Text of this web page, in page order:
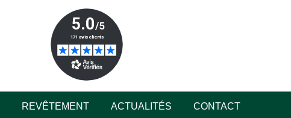
REVÊTEMENT ACTUALITÉS CONTACT